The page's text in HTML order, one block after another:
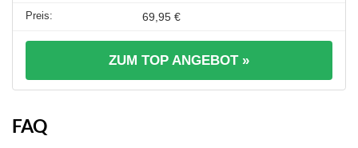
69,95 €
ZUM TOP ANGEBOT »
FAQ